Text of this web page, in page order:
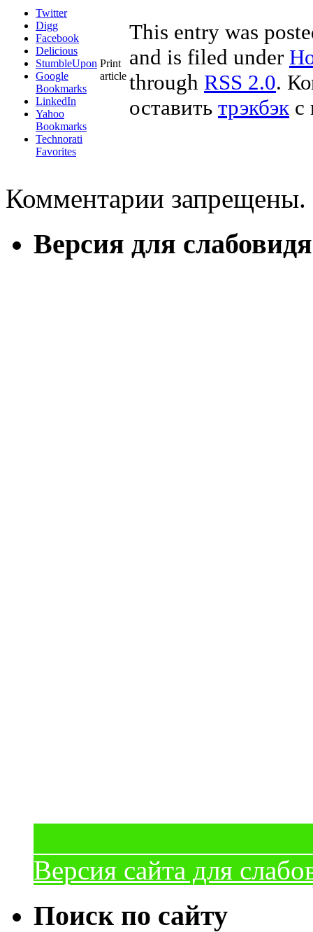
Twitter
Digg
Facebook
Delicious
StumbleUpon
Google
Bookmarks
LinkedIn
Yahoo
Bookmarks
Technorati
Favorites
Print
article
This entry was
and is filed under
through RSS 2.0.
оставить трэкбэк с
Комментарии запрещены.
Версия для
Версия сайта для
Поиск по сайту